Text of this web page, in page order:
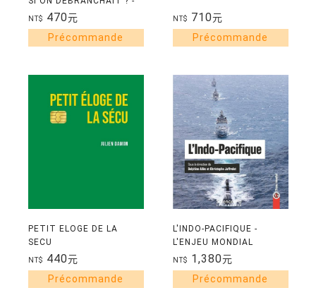
DECEMBRE/JANVIER
2025
NT$ 470元 NT$ 710元
PETIT ELOGE DE LA
SECU
NT$ 440元
L'INDO-PACIFIQUE -
L'ENJEU MONDIAL
NT$ 1,380元